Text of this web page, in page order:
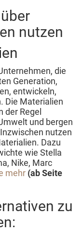
nutzen
die
Generation,
entwickeln,
Die Materialien
der Regel
und bergen
nutzen
Dazu
wie Stella
Nike, Marc
mehr (ab Seite
zu